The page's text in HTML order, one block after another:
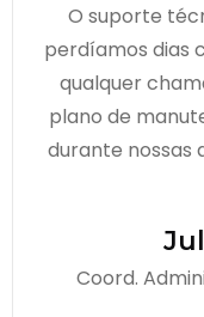
O suporte
perdíamos dias
qualquer
plano de
durante nossas
Coord.